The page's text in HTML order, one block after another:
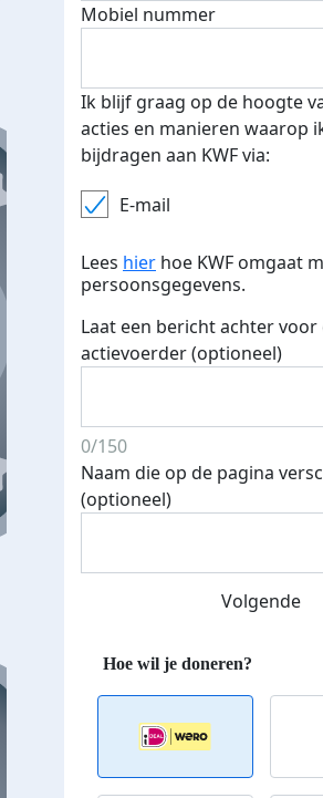
E-mails
€500 euro opgehaald:
Mobiel nummer
Ik blijf graag op de hoogte
acties en manieren waarop
bijdragen aan KWF via:
E-mail
Lees hier hoe KWF omgaat
persoonsgegevens.
Laat een bericht achter voor
actievoerder (optioneel)
0/150
Naam die op de pagina
(optioneel)
Volgende